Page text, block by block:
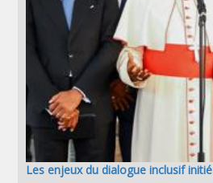
Les enjeux du dialogue inclusif